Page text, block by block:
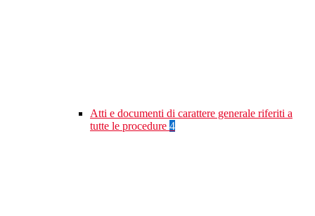
Atti e documenti di carattere generale riferiti a
tutte le procedure 4